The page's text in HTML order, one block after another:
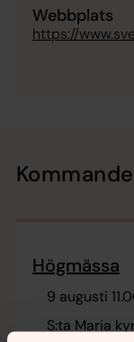
Webbplats
https://
Högmässa
9 augusti
S:ta Maria